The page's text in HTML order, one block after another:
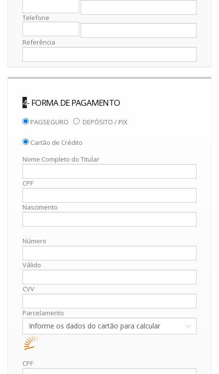
Telefone
Referência
4- FORMA DE PAGAMENTO
PAGSEGURO DEPÓSITO / PIX
Cartão de Crédito
Nome Completo do Titular
CPF
Nascimento
Número
Válido
CVV
Parcelamento
CPF